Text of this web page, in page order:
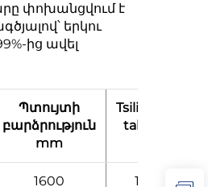
փոխանցվում է
երկու
ից ավել
Պտույտի
բարձրություն
mm
Tsilindri
taksa
1600 12